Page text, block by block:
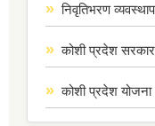
निवृतिभरण
कोशी प्रदेश
कोशी प्रदेश